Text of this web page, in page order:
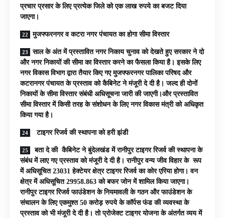
प्रचार प्रसार के लिए प्रत्येक जिले को एक लाख रुपये का बजट दिया
जाएगा।
मुजफ्फरनगर व कटरा नगर पंचायत का होगा सीमा विस्तार
साल के अंत में प्रस्तावित नगर निकाय चुनाव को देखते हुए सरकार ने दो
और नगर निकायों की सीमा का विस्तार करने का फैसला किया है। इसके लिए
नगर विकास विभाग द्वारा तैयार किए गए मुजफ्फरनगर पालिका परिषद और
कटरानगर पंचायत के प्रस्ताव को कैबिनेट ने मंजूरी दे दी है। जल्द ही दोनों
निकायों के सीमा विस्तार संबंधी अधिसूचना जारी की जाएगी।और प्रस्तावित
सीमा विस्तार में किसी तरह के संशोधन के लिए नगर विकास मंत्री को अधिकृत
किया गया है।
टाइगर रिजर्व की स्थापना को हरी झंडी
बता दे की कैबिनेट ने बुंदेलखंड में रानीपुर टाइगर रिजर्व की स्थापना के
संबंध में लाए गए प्रस्ताव को मंजूरी दे दी है। रानीपुर वन्य जीव विहार के रूप
में अधिसूचित 23031 हेक्टेयर क्षेत्र टाइगर रिजर्व का कोर एरिया होगा। वन
क्षेत्र में अधिसूचित 29958.863 को बफर जोन में शामिल किया जाएगा।
रानीपुर टाइगर रिजर्व फाउंडेशन के नियमावली के गठन और फाउंडेशन के
संचालन के लिए एकमुश्त 50 करोड़ रुपये के कॉर्पस फंड की व्यवस्था के
प्रस्ताव को भी मंजूरी दे दी है। तो प्रोजेक्ट टाइगर योजना के अंतर्गत व्यय में